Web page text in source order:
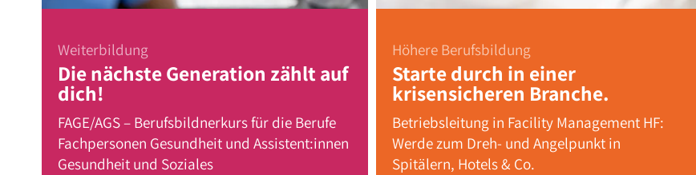
Weiterbildung
Die nächste Generation zählt auf
dich!
FAGE/AGS – Berufsbildnerkurs für die Berufe
Fachpersonen Gesundheit und Assistent:innen
Gesundheit und Soziales
Höhere Berufsbildung
Starte durch in einer
krisensicheren Branche.
Betriebsleitung in Facility Management HF:
Werde zum Dreh- und Angelpunkt in
Spitälern, Hotels & Co.